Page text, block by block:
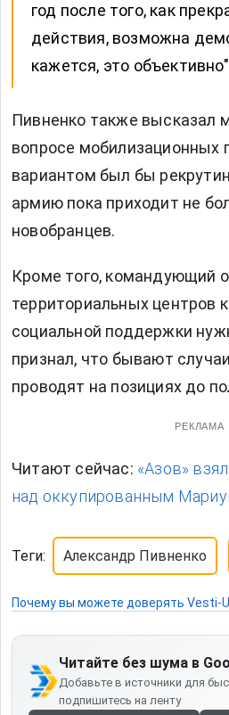
год после того, как
действия, возможна
кажется, это
Пивненко также высказал
вопросе мобилизационных
вариантом был бы
армию пока приходит не
новобранцев.
Кроме того, командующий
территориальных центров
социальной поддержки
признал, что бывают
проводят на позициях до
РЕКЛАМА
Читают сейчас: «Азов»
над оккупированным
Теги: Александр Пивненко
Почему вы можете доверять Vesti-
Читайте без шума в
Добавьте в источники для
подпишитесь на ленту